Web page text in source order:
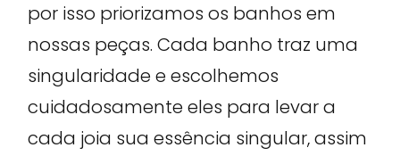
por isso priorizamos os banhos em
nossas peças. Cada banho traz uma
singularidade e escolhemos
cuidadosamente eles para levar a
cada joia sua essência singular, assim